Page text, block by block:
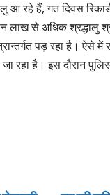
आ रहे हैं, गत दिवस
से अधिक श्रद्धालु
पड़ रहा है।
रहा है। इस दौरान